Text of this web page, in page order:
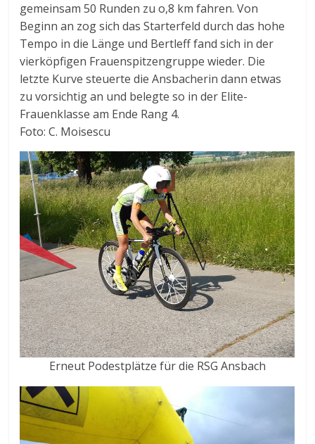
gemeinsam 50 Runden zu o,8 km fahren. Von
Beginn an zog sich das Starterfeld durch das hohe
Tempo in die Länge und Bertleff fand sich in der
vierköpfigen Frauenspitzengruppe wieder. Die
letzte Kurve steuerte die Ansbacherin dann etwas
zu vorsichtig an und belegte so in der Elite-
Frauenklasse am Ende Rang 4.
Foto: C. Moisescu
Erneut Podestplätze für die RSG Ansbach